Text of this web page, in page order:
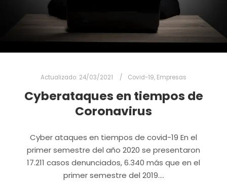
Actualizado: 24/03/2021 Covid-19, Empresas
Cyberataques en tiempos de
Coronavirus
Cyber ataques en tiempos de covid-19 En el
primer semestre del año 2020 se presentaron
17.211 casos denunciados, 6.340 más que en el
primer semestre del 2019.…